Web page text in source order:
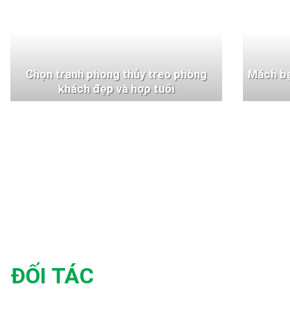
Chọn tranh phong thủy treo phòng
khách đẹp và hợp tuổi
Mách
ĐỐI TÁC